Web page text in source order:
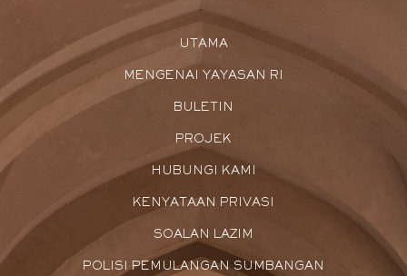
UTAMA
MENGENAI YAYASAN RI
BULETIN
PROJEK
HUBUNGI KAMI
KENYATAAN PRIVASI
SOALAN LAZIM
POLISI PEMULANGAN SUMBANGAN